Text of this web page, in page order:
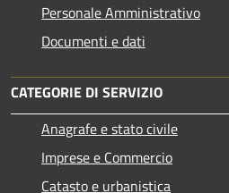
Personale Amministrativo
Documenti e dati
CATEGORIE DI SERVIZIO
Anagrafe e stato civile
Imprese e Commercio
Catasto e urbanistica